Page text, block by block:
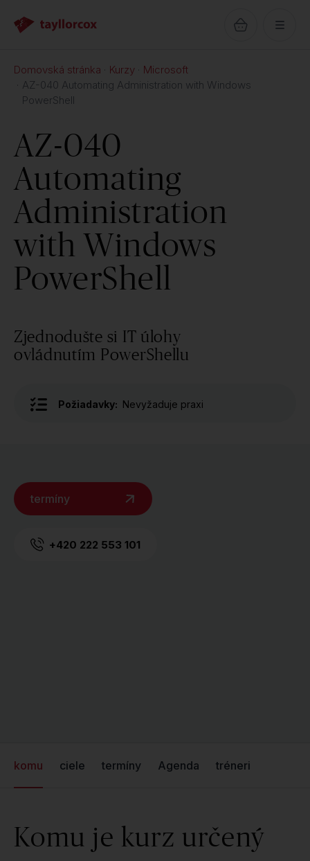
Domovská stránka Kurzy
Microsoft
AZ-040 Automating Administration with Windows
PowerShell
AZ-040
Automating
Administration
with Windows
PowerShell
Zjednodušte si IT úlohy
ovládnutím PowerShellu
Požiadavky: Nevyžaduje praxi
termíny
+420 222 553 101
komu ciele termíny Agenda tréneri
Komu je kurz určený